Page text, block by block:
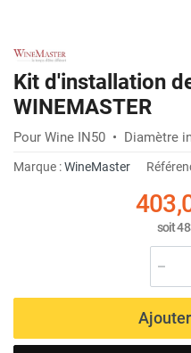
Kit d'installation
WINEMASTER
Pour Wine IN50 • Diamètre
Marque :WineMaster
soit